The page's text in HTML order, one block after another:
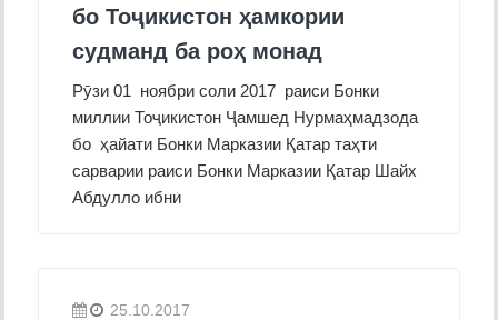
бо Тоҷикистон ҳамкории
судманд ба роҳ монад
Рӯзи 01 ноябри соли 2017 раиси Бонки
миллии Тоҷикистон Ҷамшед Нурмаҳмадзода
бо ҳайати Бонки Марказии Қатар таҳти
сарварии раиси Бонки Марказии Қатар Шайх
Абдулло ибни
25.10.2017